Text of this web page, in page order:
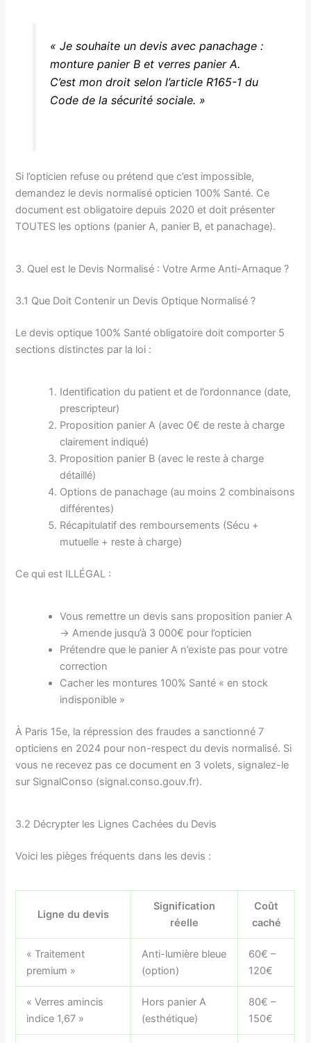
« Je souhaite un devis avec panachage :
monture panier B et verres panier A.
C’est mon droit selon l’article R165-1 du
Code de la sécurité sociale. »
Si l’opticien refuse ou prétend que c’est impossible,
demandez le devis normalisé opticien 100% Santé. Ce
document est obligatoire depuis 2020 et doit présenter
TOUTES les options (panier A, panier B, et panachage).
3. Quel est le Devis Normalisé : Votre Arme Anti-Arnaque ?
3.1 Que Doit Contenir un Devis Optique Normalisé ?
Le devis optique 100% Santé obligatoire doit comporter 5
sections distinctes par la loi :
Identification du patient et de l’ordonnance (date,
prescripteur)
Proposition panier A (avec 0€ de reste à charge
clairement indiqué)
Proposition panier B (avec le reste à charge
détaillé)
Options de panachage (au moins 2 combinaisons
différentes)
Récapitulatif des remboursements (Sécu +
mutuelle + reste à charge)
Ce qui est ILLÉGAL :
Vous remettre un devis sans proposition panier A
→ Amende jusqu’à 3 000€ pour l’opticien
Prétendre que le panier A n’existe pas pour votre
correction
Cacher les montures 100% Santé « en stock
indisponible »
À Paris 15e, la répression des fraudes a sanctionné 7
opticiens en 2024 pour non-respect du devis normalisé. Si
vous ne recevez pas ce document en 3 volets, signalez-le
sur SignalConso (signal.conso.gouv.fr).
3.2 Décrypter les Lignes Cachées du Devis
Voici les pièges fréquents dans les devis :
Ligne du devis
Signification
réelle
Coût
caché
« Traitement
premium »
Anti-lumière bleue
(option)
60€ –
120€
« Verres amincis
indice 1,67 »
Hors panier A
(esthétique)
80€ –
150€